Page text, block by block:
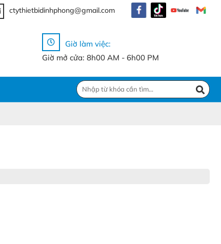
ctythietbidinhphong@gmail.com
Giờ làm việc:
Giờ mở cửa: 8h00 AM - 6h00 PM